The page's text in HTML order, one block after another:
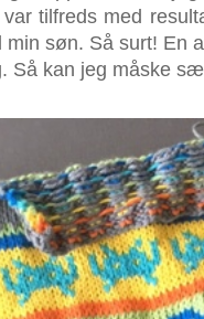
tilfreds med
søn. Så surt! En
Så kan jeg måske